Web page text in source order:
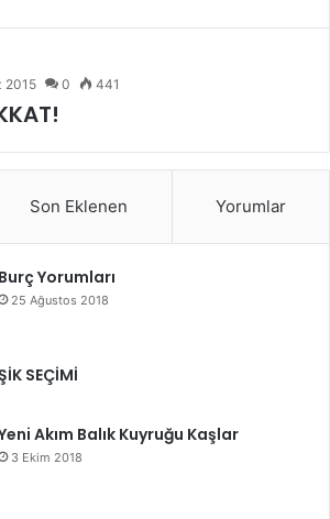
2015 0 441
Son Eklenen Yorumlar
Burç Yorumları
25 Ağustos 2018
SEÇİMİ
Akım Balık Kuyruğu Kaşlar
3 Ekim 2018